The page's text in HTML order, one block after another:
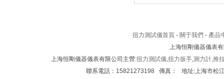
扭力測試儀首頁 - 關于我們 - 產品
上海恒剛儀器儀表
上海恒剛儀器儀表有限公司主營:扭力測試儀,扭力扳手,測力計,推
聯系電話：15821273198 傳真： 地址:上海市松